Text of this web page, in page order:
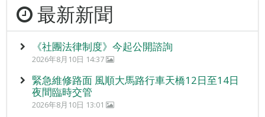
最新新聞
《社團法律制度》今起公開諮詢
2026年8月10日 14:37
緊急維修路面 風順大馬路行車天橋12日至14日
夜間臨時交管
2026年8月10日 13:01